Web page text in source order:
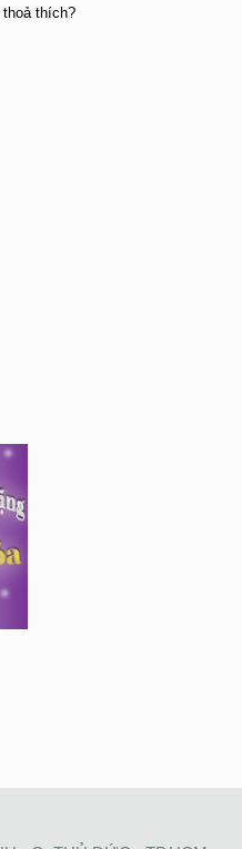
thoả thích?